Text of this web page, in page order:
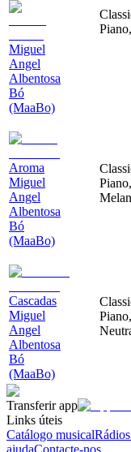
Miguel
Angel
Albentosa
Bó
(MaaBo)
Aroma
Miguel
Angel
Albentosa
Bó
(MaaBo)
Cascadas
Miguel
Angel
Albentosa
Bó
(MaaBo)
Transferir app
Links úteis
Catálogo musical
ajudaContacte-nos